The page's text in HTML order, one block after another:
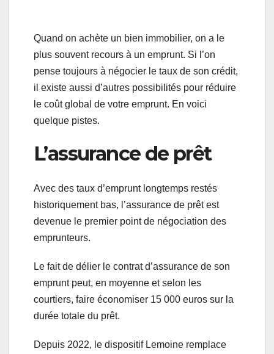
Quand on achète un bien immobilier, on a le
plus souvent recours à un emprunt. Si l’on
pense toujours à négocier le taux de son crédit,
il existe aussi d’autres possibilités pour réduire
le coût global de votre emprunt. En voici
quelque pistes.
L’assurance de prêt
Avec des taux d’emprunt longtemps restés
historiquement bas, l’assurance de prêt est
devenue le premier point de négociation des
emprunteurs.
Le fait de délier le contrat d’assurance de son
emprunt peut, en moyenne et selon les
courtiers, faire économiser 15 000 euros sur la
durée totale du prêt.
Depuis 2022, le dispositif Lemoine remplace